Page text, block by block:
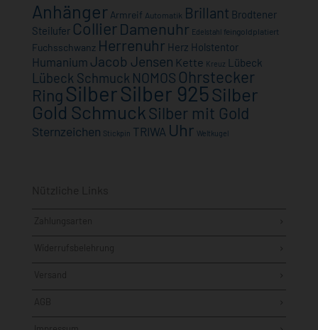
Anhänger Armreif Automatik Brillant Brodtener
Steilufer CollierDamenuhr Edelstahl feingoldplatiert
Fuchsschwanz Herrenuhr Herz Holstentor
Humanium Jacob Jensen Kette Kreuz Lübeck
Lübeck Schmuck NOMOS Ohrstecker
Ring SilberSilber 925Silber
Gold SchmuckSilber mit Gold
Sternzeichen Stickpin TRIWA Uhr Weltkugel